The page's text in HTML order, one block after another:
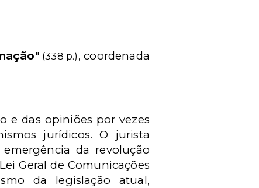
" (338 p.) , coordenada
e das opiniões por vezes
jurídicos. O jurista
da revolução
Geral de Comunicações
da legislação atual,